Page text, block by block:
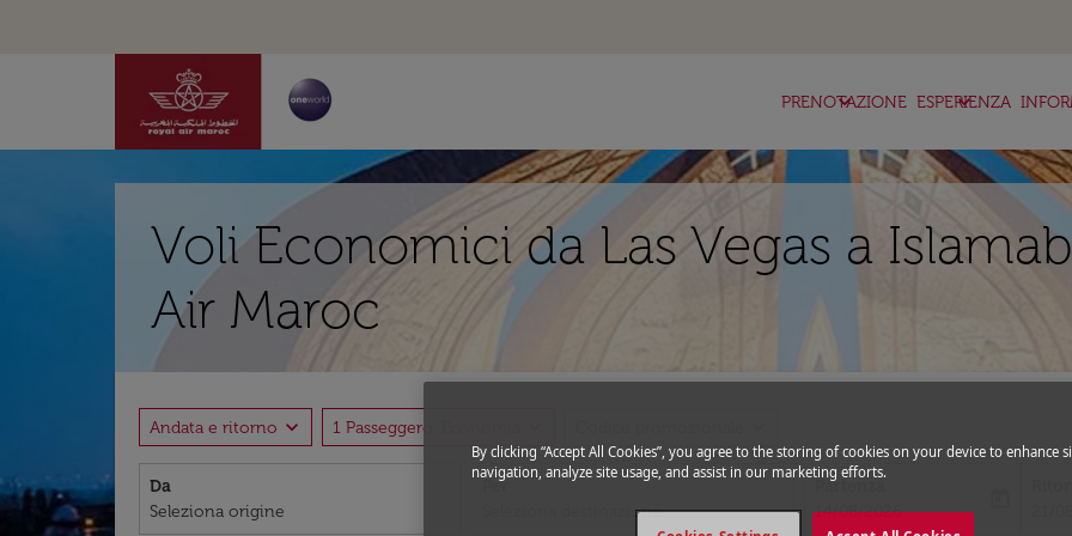
PRENOTAZIONE
keyboard_arrow_down ESPERIENZA
keyboard_arrow_down
Voli Economici da Las Vegas a
Air Maroc
Andata e ritorno expand_more 1 Passeggero, Economia
Da Per
Partenza
fc-booking-departure-date-aria-
14/08/2026
By clicking “Accept All Cookies”, you agree to the storing of cookies on your device to enhance
navigation, analyze site usage, and assist in our marketing efforts.